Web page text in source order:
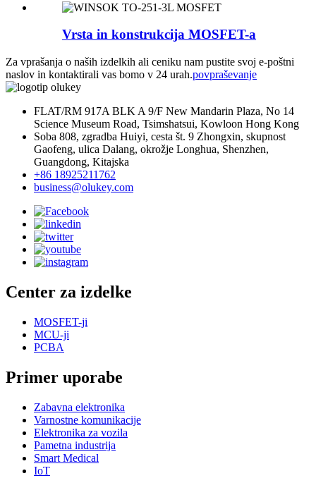
Vrsta in konstrukcija MOSFET-a
Za vprašanja o naših izdelkih ali ceniku nam pustite svoj e-poštni
naslov in kontaktirali vas bomo v 24 urah.povpraševanje
FLAT/RM 917A BLK A 9/F New Mandarin Plaza, No 14
Science Museum Road, Tsimshatsui, Kowloon Hong Kong
Soba 808, zgradba Huiyi, cesta št. 9 Zhongxin, skupnost
Gaofeng, ulica Dalang, okrožje Longhua, Shenzhen,
Guangdong, Kitajska
+86 18925211762
business@olukey.com
Center za izdelke
MOSFET-ji
MCU-ji
PCBA
Primer uporabe
Zabavna elektronika
Varnostne komunikacije
Elektronika za vozila
Pametna industrija
Smart Medical
IoT